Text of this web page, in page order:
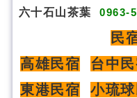
六十石山茶葉
0963-
民
高雄民宿
台中
東港民宿
小琉